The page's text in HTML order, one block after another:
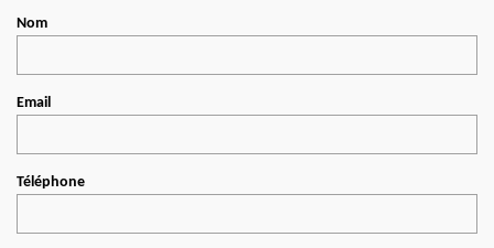
Nom
Email
Téléphone